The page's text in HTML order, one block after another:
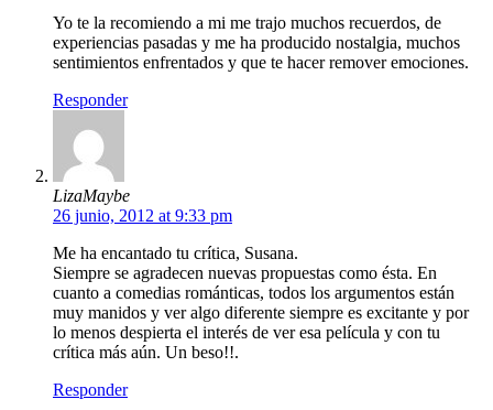
Yo te la recomiendo a mi me trajo muchos recuerdos, de
experiencias pasadas y me ha producido nostalgia, muchos
sentimientos enfrentados y que te hacer remover emociones.
Responder
LizaMaybe
26 junio, 2012 at 9:33 pm
Me ha encantado tu crítica, Susana.
Siempre se agradecen nuevas propuestas como ésta. En
cuanto a comedias románticas, todos los argumentos están
muy manidos y ver algo diferente siempre es excitante y por
lo menos despierta el interés de ver esa película y con tu
crítica más aún. Un beso!!.
Responder